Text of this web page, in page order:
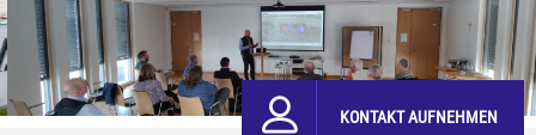
KONTAKT AUFNEHMEN